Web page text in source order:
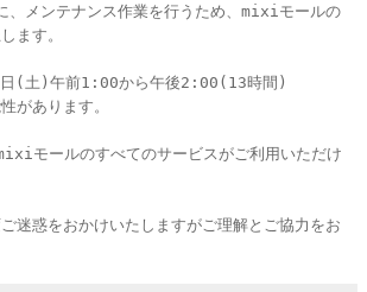
メンテナンス作業を行うため、mixiモールの
ます。
(土)午前1:00から午後2:00(13時間)
があります。
モールのすべてのサービスがご利用いただけ
迷惑をおかけいたしますがご理解とご協力をお